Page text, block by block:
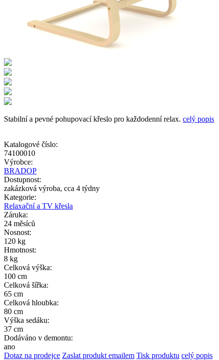
Stabilní a pevné pohupovací křeslo pro každodenní relax. celý popis
Katalogové číslo:
74100010
Výrobce:
BRADOP
Dostupnost:
zakázková výroba, cca 4 týdny
Kategorie:
Relaxační a TV křesla
Záruka:
24 měsíců
Nosnost:
120 kg
Hmotnost:
8 kg
Celková výška:
100 cm
Celková šířka:
65 cm
Celková hloubka:
80 cm
Výška sedáku:
37 cm
Dodáváno v demontu:
ano
Dotaz na prodejce Zaslat produkt emailem Tisk produktu celý popis